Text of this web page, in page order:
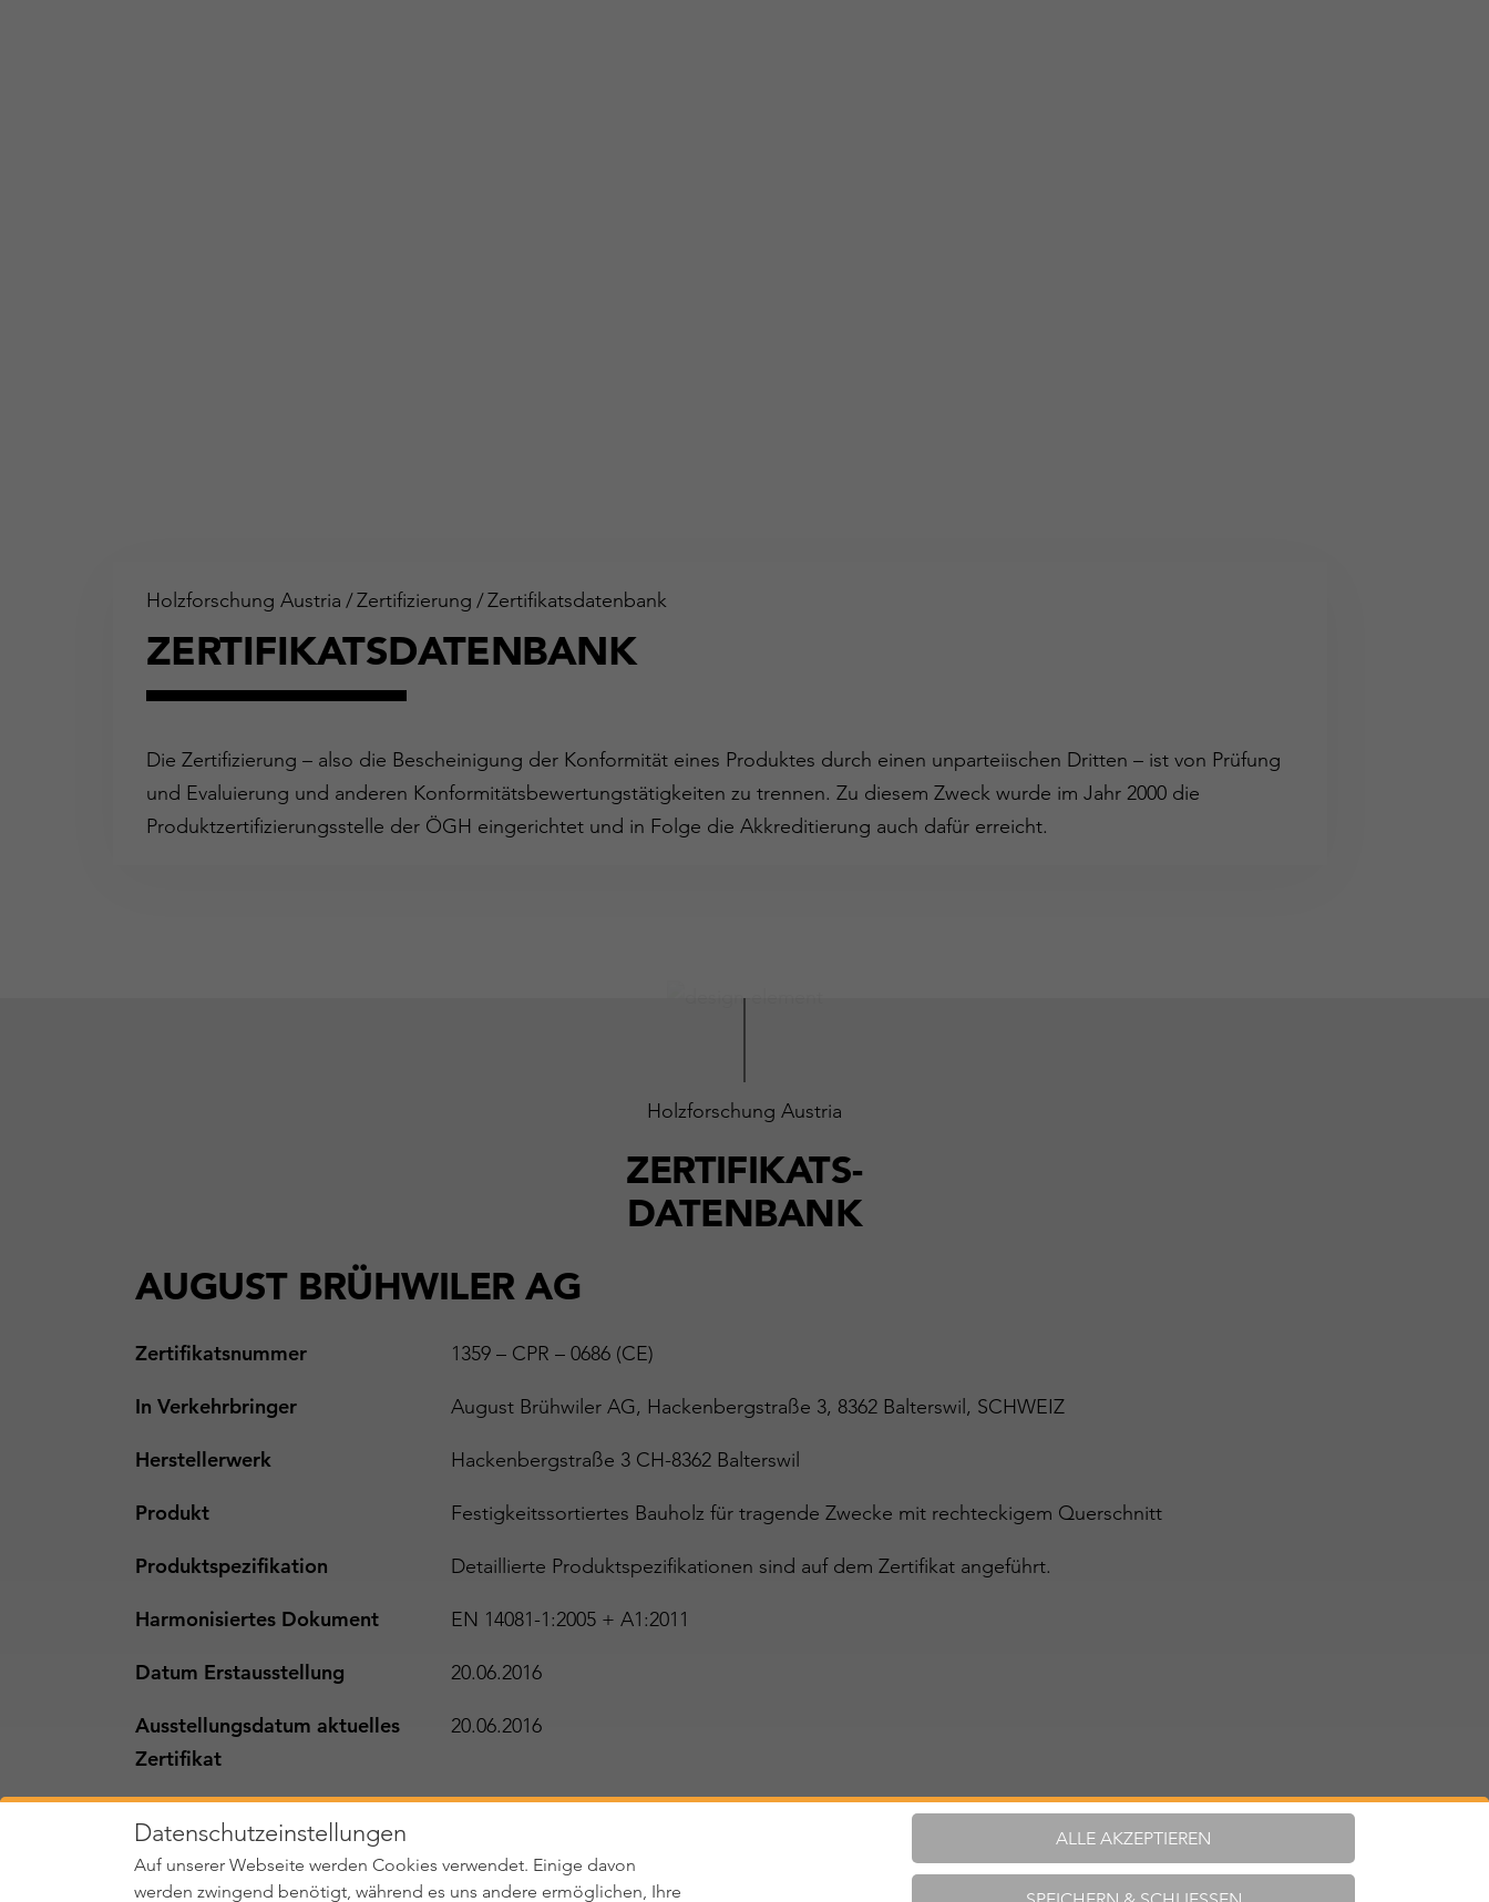
Datenschutzeinstellungen
Auf unserer Webseite werden Cookies verwendet. Einige davon
werden zwingend benötigt, während es uns andere ermöglichen, Ihre
ALLE AKZEPTIEREN
Holzforschung Austria /Zertifizierung /Zertifikatsdatenbank
ZERTIFIKATSDATENBANK
Die Zertifizierung – also die Bescheinigung der Konformität eines Produktes durch einen unparteiischen Dritten – ist von Prüfung
und Evaluierung und anderen Konformitätsbewertungstätigkeiten zu trennen. Zu diesem Zweck wurde im Jahr 2000 die
Produktzertifizierungsstelle der ÖGH eingerichtet und in Folge die Akkreditierung auch dafür erreicht.
Holzforschung Austria
ZERTIFIKATS-
DATENBANK
AUGUST BRÜHWILER AG
Zertifikatsnummer 1359 – CPR – 0686 (CE)
In Verkehrbringer August Brühwiler AG, Hackenbergstraße 3, 8362 Balterswil, SCHWEIZ
Herstellerwerk Hackenbergstraße 3 CH-8362 Balterswil
Produkt Festigkeitssortiertes Bauholz für tragende Zwecke mit rechteckigem Querschnitt
Produktspezifikation Detaillierte Produktspezifikationen sind auf dem Zertifikat angeführt.
Harmonisiertes Dokument EN 14081-1:2005 + A1:2011
Datum Erstausstellung 20.06.2016
Ausstellungsdatum aktuelles
Zertifikat
20.06.2016